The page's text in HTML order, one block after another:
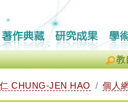
教
CHUNG-JEN HAO 個人